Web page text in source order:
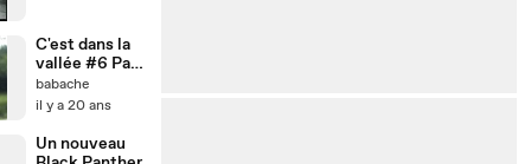
C'est dans la
vallée #6 Part
II
babache
il y a 20 ans
Un nouveau